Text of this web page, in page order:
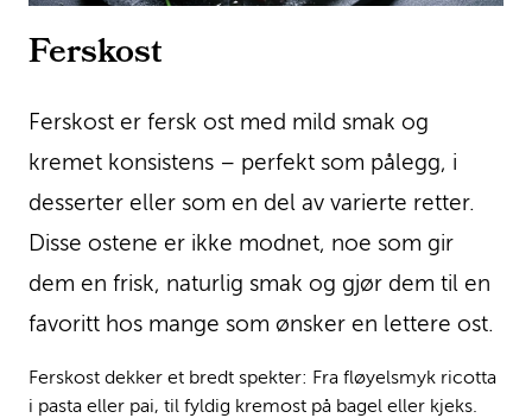
Ferskost
Ferskost er fersk ost med mild smak og
kremet konsistens – perfekt som pålegg, i
desserter eller som en del av varierte retter.
Disse ostene er ikke modnet, noe som gir
dem en frisk, naturlig smak og gjør dem til en
favoritt hos mange som ønsker en lettere ost.
Ferskost dekker et bredt spekter: Fra fløyelsmyk ricotta
i pasta eller pai, til fyldig kremost på bagel eller kjeks.